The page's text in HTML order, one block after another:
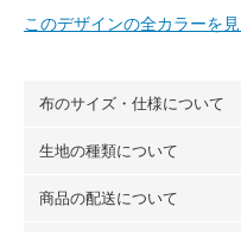
このデザインの全カラーを
布のサイズ・仕様について
布の長さは50cm単位での
場合 → 購入数量「7」
生地の種類について
・現在、すべてのデザイ
商品の配送について